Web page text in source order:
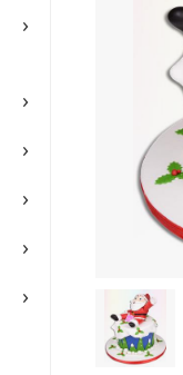
›
›
›
›
›
›